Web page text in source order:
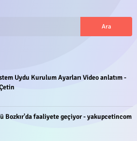
Uydu Kurulum Ayarları Video anlatım -
Bozkır'da faaliyete geçiyor - yakupcetincom